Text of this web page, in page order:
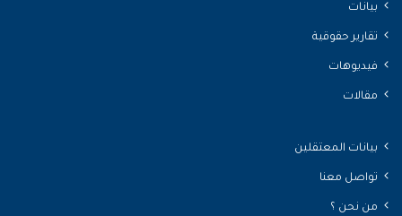
بيانات
تقارير حقوقية
فيديوهات
مقالات
بيانات المعتقلين
تواصل معنا
من نحن ؟